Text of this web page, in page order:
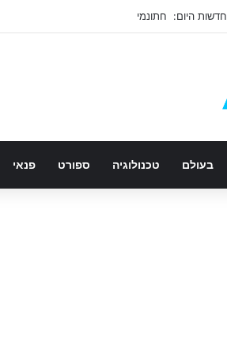
חדשות היום: חתונמי
בעולם טכנולוגיה ספורט פנאי